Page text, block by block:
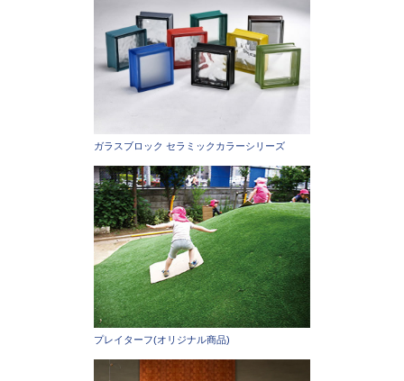
ガラスブロック セラミックカラーシリーズ
プレイターフ(オリジナル商品)